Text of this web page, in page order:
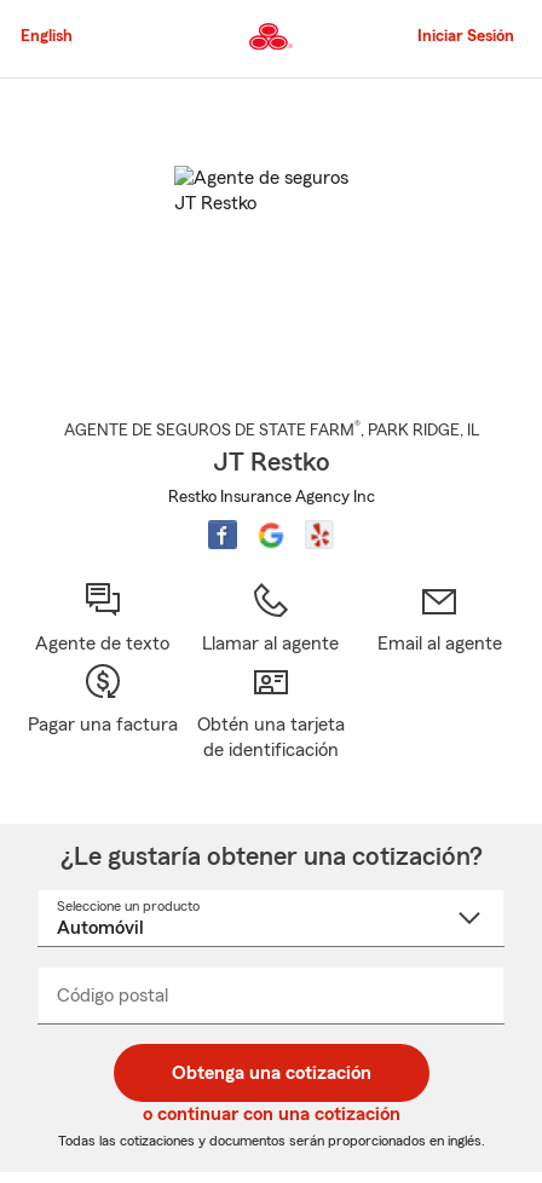
al
principal
English Iniciar Sesión
AGENTE DE SEGUROS DE STATE FARM®, PARK RIDGE, IL
JT Restko
Restko Insurance Agency Inc
Agente de texto Llamar al agente Email al agente
Pagar una factura
Obtén una tarjeta
de identificación
¿Le gustaría obtener una cotización?
Seleccione un producto
desplegable
Código postal
de
5
dígitos
de
5
dígitos
_____
Obtenga una cotización
o continuar con una cotización
Todas las cotizaciones y documentos serán proporcionados en inglés.